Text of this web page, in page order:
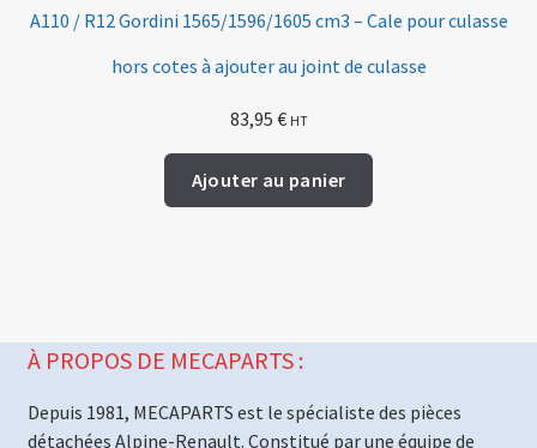
A110 / R12 Gordini 1565/1596/1605 cm3 – Cale pour culasse
hors cotes à ajouter au joint de culasse
83,95 € HT
Ajouter au panier
À PROPOS DE MECAPARTS :
Depuis 1981, MECAPARTS est le spécialiste des pièces
détachées Alpine-Renault. Constitué par une équipe de